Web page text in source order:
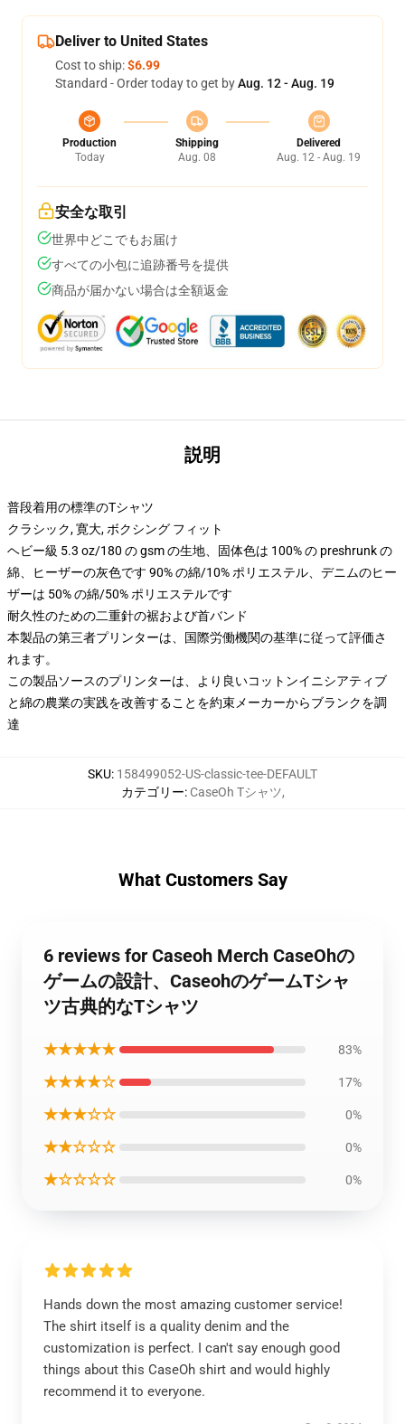
Deliver to United States
Cost to ship:$6.99
Standard - Order today to get byAug. 12 - Aug. 19
Production
Today
Shipping
Aug. 08
Delivered
Aug. 12 - Aug. 19
安全な取引
世界中どこでもお届け
すべての小包に追跡番号を提供
商品が届かない場合は全額返金
説明
普段着用の標準のTシャツ
クラシック, 寛大, ボクシング フィット
ヘビー級 5.3 oz/180 の gsm の生地、固体色は 100% の preshrunk の
綿、ヒーザーの灰色です 90% の綿/10% ポリエステル、デニムのヒー
ザーは 50% の綿/50% ポリエステルです
耐久性のための二重針の裾および首バンド
本製品の第三者プリンターは、国際労働機関の基準に従って評価さ
れます。
この製品ソースのプリンターは、より良いコットンイニシアティブ
と綿の農業の実践を改善することを約束メーカーからブランクを調
達
SKU: 158499052-US-classic-tee-DEFAULT
カテゴリー: CaseOh Tシャツ,
What Customers Say
6 reviews for Caseoh Merch CaseOhの
ゲームの設計、CaseohのゲームTシャ
ツ古典的なTシャツ
★★★★★ 83%
★★★★☆ 17%
★★★☆☆ 0%
★★☆☆☆ 0%
★☆☆☆☆ 0%
Hands down the most amazing customer service!
The shirt itself is a quality denim and the
customization is perfect. I can't say enough good
things about this CaseOh shirt and would highly
recommend it to everyone.